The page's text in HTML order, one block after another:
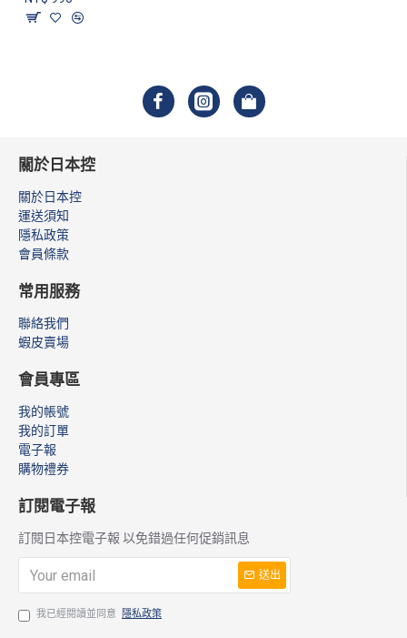
關於日本控
關於日本控
運送須知
隱私政策
會員條款
常用服務
聯絡我們
蝦皮賣場
會員專區
我的帳號
我的訂單
電子報
購物禮券
訂閱電子報
訂閱日本控電子報 以免錯過任何促銷訊息
送出
我已經閱讀並同意 隱私政策